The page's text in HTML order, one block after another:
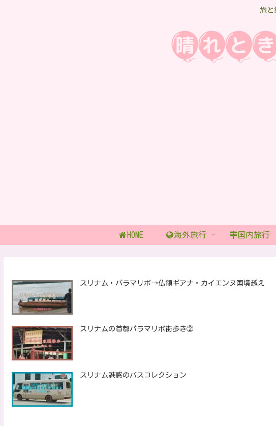
旅と
HOME 海外旅行 国内旅行
スリナム・パラマリボ→仏領ギアナ・カイエンヌ国境越え
スリナムの首都パラマリボ街歩き②
スリナム魅惑のバスコレクション